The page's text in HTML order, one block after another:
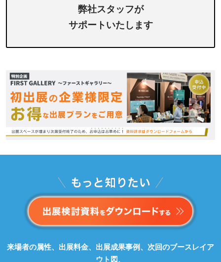
弊社スタッフが
サポートいたします
来場者の属性、出展料金、出展成果事例、次回のブースレイア
ウト図、